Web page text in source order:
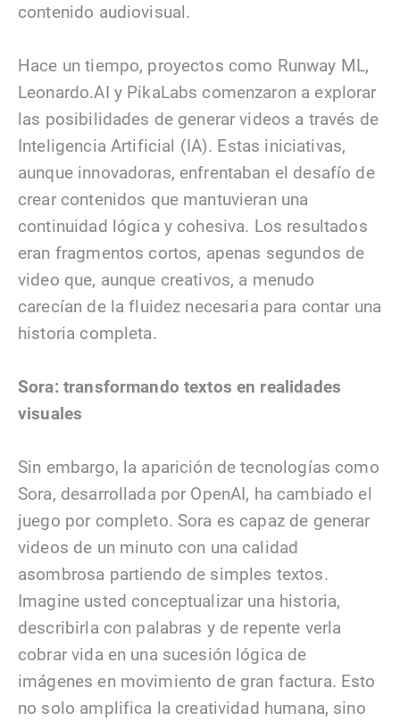
contenido audiovisual.
Hace un tiempo, proyectos como Runway ML,
Leonardo.AI y PikaLabs comenzaron a explorar
las posibilidades de generar videos a través de
Inteligencia Artificial (IA). Estas iniciativas,
aunque innovadoras, enfrentaban el desafío de
crear contenidos que mantuvieran una
continuidad lógica y cohesiva. Los resultados
eran fragmentos cortos, apenas segundos de
video que, aunque creativos, a menudo
carecían de la fluidez necesaria para contar una
historia completa.
Sora: transformando textos en realidades
visuales
Sin embargo, la aparición de tecnologías como
Sora, desarrollada por OpenAI, ha cambiado el
juego por completo. Sora es capaz de generar
videos de un minuto con una calidad
asombrosa partiendo de simples textos.
Imagine usted conceptualizar una historia,
describirla con palabras y de repente verla
cobrar vida en una sucesión lógica de
imágenes en movimiento de gran factura. Esto
no solo amplifica la creatividad humana, sino